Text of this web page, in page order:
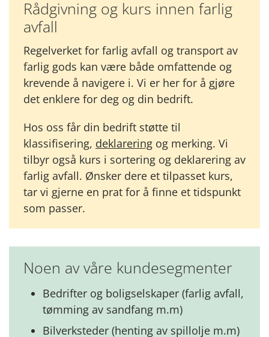
Rådgivning og kurs innen farlig
avfall
Regelverket for farlig avfall og transport av
farlig gods kan være både omfattende og
krevende å navigere i. Vi er her for å gjøre
det enklere for deg og din bedrift.
Hos oss får din bedrift støtte til
klassifisering, deklarering og merking. Vi
tilbyr også kurs i sortering og deklarering av
farlig avfall. Ønsker dere et tilpasset kurs,
tar vi gjerne en prat for å finne et tidspunkt
som passer.
Noen av våre kundesegmenter
Bedrifter og boligselskaper (farlig avfall,
tømming av sandfang m.m)
Bilverksteder (henting av spillolje m.m)